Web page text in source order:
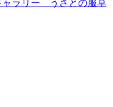
ャラリー うさとの服草